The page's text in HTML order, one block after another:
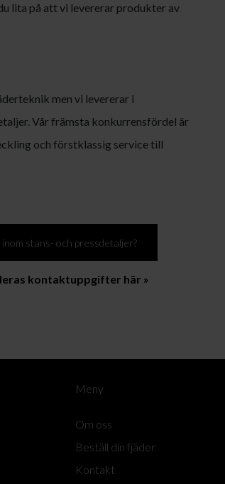
lita på att vi levererar produkter av
men vi levererar i
Vår främsta konkurrensfördel är
och förstklassig service till
stans- och pressdetaljer?
kontaktuppgifter här »
Meny
Om oss
Beställ din fjäder
Kontakt